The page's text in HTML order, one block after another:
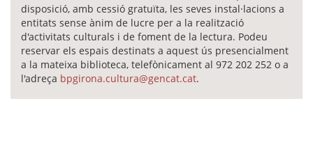
disposició, amb cessió gratuïta, les seves instal·lacions a
entitats sense ànim de lucre per a la realització
d'activitats culturals i de foment de la lectura. Podeu
reservar els espais destinats a aquest ús presencialment
a la mateixa biblioteca, telefònicament al 972 202 252 o a
l'adreça bpgirona.cultura@gencat.cat.